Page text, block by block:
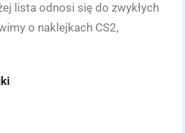
lista odnosi się do zwykłych
o naklejkach CS2,